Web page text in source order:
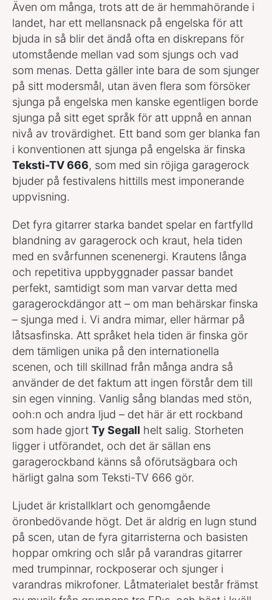
Även om många, trots att de är hemmahörande i
landet, har ett mellansnack på engelska för att
bjuda in så blir det ändå ofta en diskrepans för
utomstående mellan vad som sjungs och vad
som menas. Detta gäller inte bara de som sjunger
på sitt modersmål, utan även flera som försöker
sjunga på engelska men kanske egentligen borde
sjunga på sitt eget språk för att uppnå en annan
nivå av trovärdighet. Ett band som ger blanka fan
i konventionen att sjunga på engelska är finska
Teksti-TV 666, som med sin röjiga garagerock
bjuder på festivalens hittills mest imponerande
uppvisning.
Det fyra gitarrer starka bandet spelar en fartfylld
blandning av garagerock och kraut, hela tiden
med en svårfunnen scenenergi. Krautens långa
och repetitiva uppbyggnader passar bandet
perfekt, samtidigt som man varvar detta med
garagerockdängor att – om man behärskar finska
– sjunga med i. Vi andra mimar, eller härmar på
låtsasfinska. Att språket hela tiden är finska gör
dem tämligen unika på den internationella
scenen, och till skillnad från många andra så
använder de det faktum att ingen förstår dem till
sin egen vinning. Vanlig sång blandas med stön,
ooh:n och andra ljud – det här är ett rockband
som hade gjort Ty Segall helt salig. Storheten
ligger i utförandet, och det är sällan ens
garagerockband känns så oförutsägbara och
härligt galna som Teksti-TV 666 gör.
Ljudet är kristallklart och genomgående
öronbedövande högt. Det är aldrig en lugn stund
på scen, utan de fyra gitarristerna och basisten
hoppar omkring och slår på varandras gitarrer
med trumpinnar, rockposerar och sjunger i
varandras mikrofoner. Låtmaterialet består främst